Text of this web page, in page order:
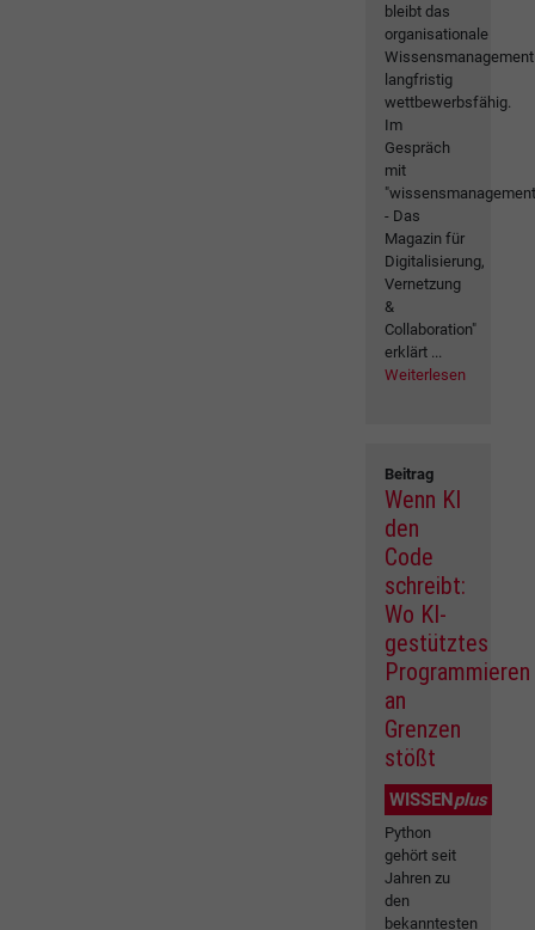
bleibt das
organisationale
Wissensmanagement
langfristig
wettbewerbsfähig.
Im
Gespräch
mit
- Das
Magazin für
Digitalisierung,
Vernetzung
&
Collaboration"
erklärt ...
Weiterlesen
Beitrag
Wenn KI
den
Code
schreibt:
Wo KI-
gestütztes
Programmieren
an
Grenzen
stößt
WISSENplus
Python
gehört seit
Jahren zu
den
bekanntesten